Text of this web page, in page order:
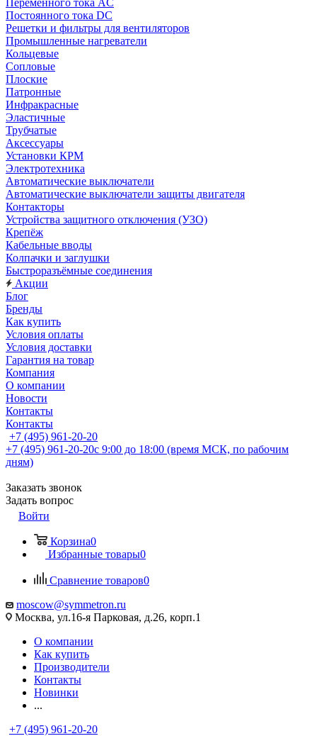
Переменного тока AC
Постоянного тока DC
Решетки и фильтры для вентиляторов
Промышленные нагреватели
Кольцевые
Сопловые
Плоские
Патронные
Инфракрасные
Эластичные
Трубчатые
Аксессуары
Установки КРМ
Электротехника
Автоматические выключатели
Автоматические выключатели защиты двигателя
Контакторы
Устройства защитного отключения (УЗО)
Крепёж
Кабельные вводы
Колпачки и заглушки
Быстроразъёмные соединения
Акции
Блог
Бренды
Как купить
Условия оплаты
Условия доставки
Гарантия на товар
Компания
О компании
Новости
Контакты
Контакты
+7 (495) 961-20-20
+7 (495) 961-20-20с 9:00 до 18:00 (время МСК, по рабочим
дням)
Заказать звонок
Задать вопрос
Войти
Корзина0
Избранные товары0
Сравнение товаров0
moscow@symmetron.ru
Москва, ул.16-я Парковая, д.26, корп.1
О компании
Как купить
Производители
Контакты
Новинки
...
+7 (495) 961-20-20